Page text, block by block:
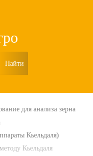
для анализа зерна
Кьельдаля)
Кьельдаля